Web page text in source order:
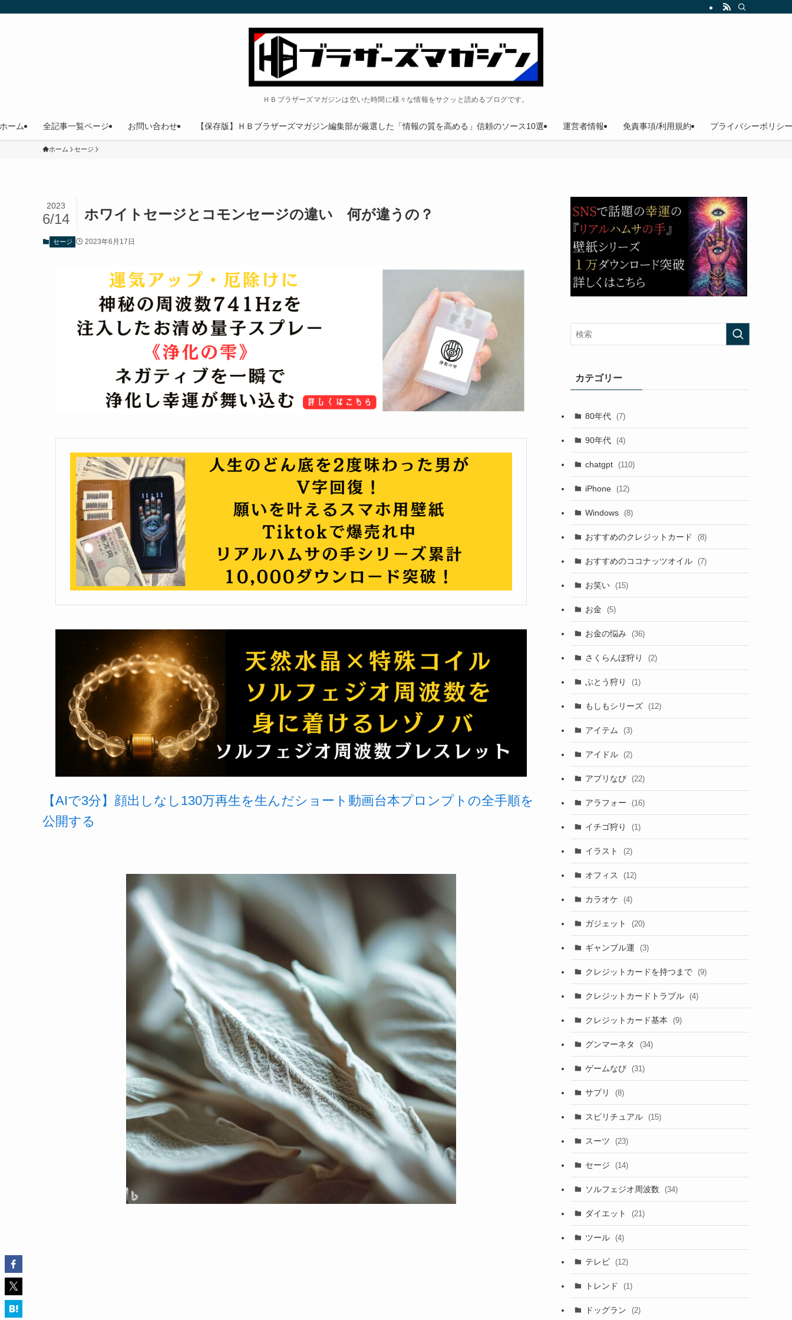
ＨＢブラザーズマガジンは空いた時間に様々な情報をサクッと読めるブログです。
ホーム 全記事一覧ページ お問い合わせ 【保存版】ＨＢブラザーズマガジン編集部が厳選した「情報の質を高める」信頼のソース10選 運営者情報 免責事項/利用規約 プライバシーポリシー
ホーム セージ
ホワイトセージとコモンセージの違い 何が違うの？
2023
6/14
セージ 2023年6月17日
【AIで3分】顔出しなし130万再生を生んだショート動画台本プロンプトの全手順を
公開する
カテゴリー
80年代 (7)
90年代 (4)
chatgpt (110)
iPhone (12)
Windows (8)
おすすめのクレジットカード (8)
おすすめのココナッツオイル (7)
お笑い (15)
お金 (5)
お金の悩み (36)
さくらんぼ狩り (2)
ぶとう狩り (1)
もしもシリーズ (12)
アイテム (3)
アイドル (2)
アプリなび (22)
アラフォー (16)
イチゴ狩り (1)
イラスト (2)
オフィス (12)
カラオケ (4)
ガジェット (20)
ギャンブル運 (3)
クレジットカードを持つまで (9)
クレジットカードトラブル (4)
クレジットカード基本 (9)
グンマーネタ (34)
ゲームなび (31)
サプリ (8)
スピリチュアル (15)
スーツ (23)
セージ (14)
ソルフェジオ周波数 (34)
ダイエット (21)
ツール (4)
テレビ (12)
トレンド (1)
ドッグラン (2)